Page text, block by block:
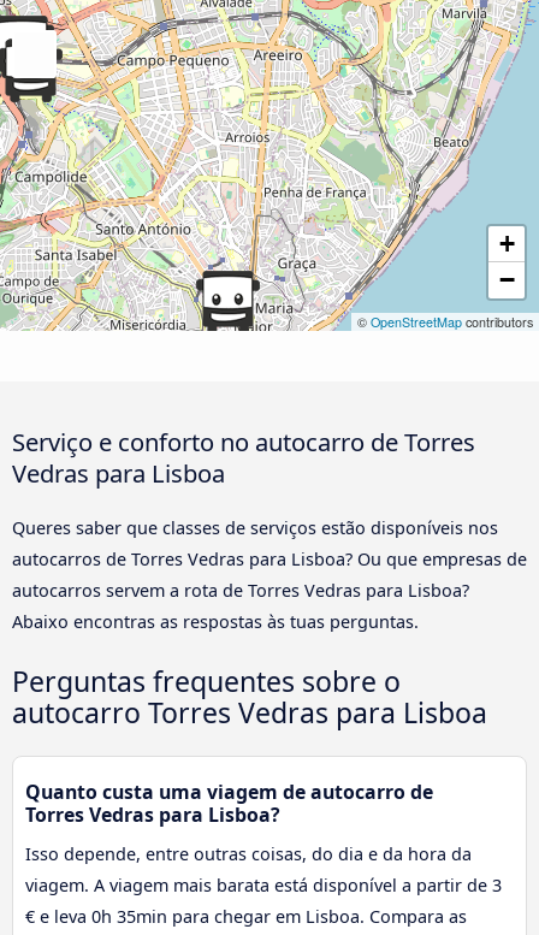
+
−
© OpenStreetMap contributors
Serviço e conforto no autocarro de Torres
Vedras para Lisboa
Queres saber que classes de serviços estão disponíveis nos
autocarros de Torres Vedras para Lisboa? Ou que empresas de
autocarros servem a rota de Torres Vedras para Lisboa?
Abaixo encontras as respostas às tuas perguntas.
Perguntas frequentes sobre o
autocarro Torres Vedras para Lisboa
Quanto custa uma viagem de autocarro de
Torres Vedras para Lisboa?
Isso depende, entre outras coisas, do dia e da hora da
viagem. A viagem mais barata está disponível a partir de 3
€ e leva 0h 35min para chegar em Lisboa. Compara as